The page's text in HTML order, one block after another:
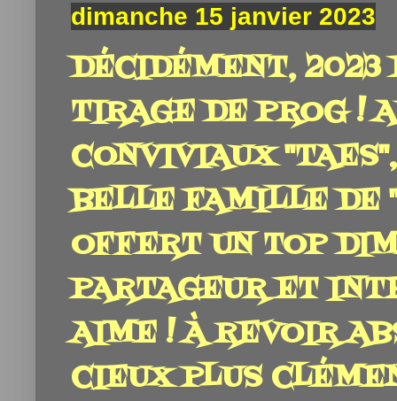
dimanche 15 janvier 2023
DÉCIDÉMENT, 2023
TIRAGE DE PROG !
CONVIVIAUX
BELLE FAMILLE DE
OFFERT UN TOP
PARTAGEUR ET
AIME ! À REVOIR
CIEUX PLUS